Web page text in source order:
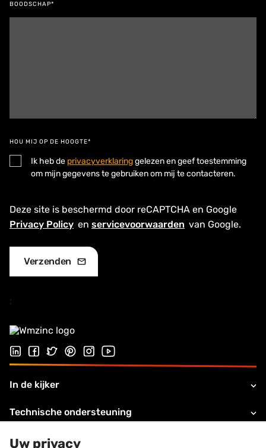
BOODSCHAP*
HOU MIJ OP DE HOOGTE*
Ik heb de privacyverklaringgelezen en geef toestemming
om mijn gegevens te gebruiken om mij te contacteren.
Deze site is beschermd door reCAPTCHA en Google
Privacy Policy en servicevoorwaarden van Google.
;
Follow us on LinkedIn
Follow us on Facebook
Follow us on Twitter
Follow us on Pinterest
Follow us on Instagram
Visit our Youtube channel
In de kijker
Technische ondersteuning
Over VMZINC
Uw privacy